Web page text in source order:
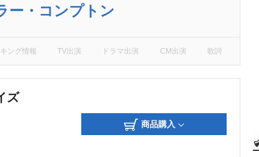
ー・コンプトン
ング情報 TV出演 ドラマ出演 CM出演 歌詞
ズ
商品購入